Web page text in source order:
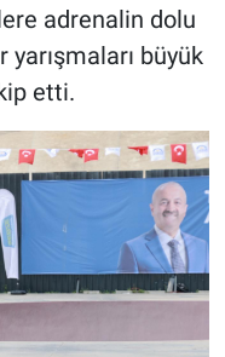
adrenalin dolu
büyük
etti.